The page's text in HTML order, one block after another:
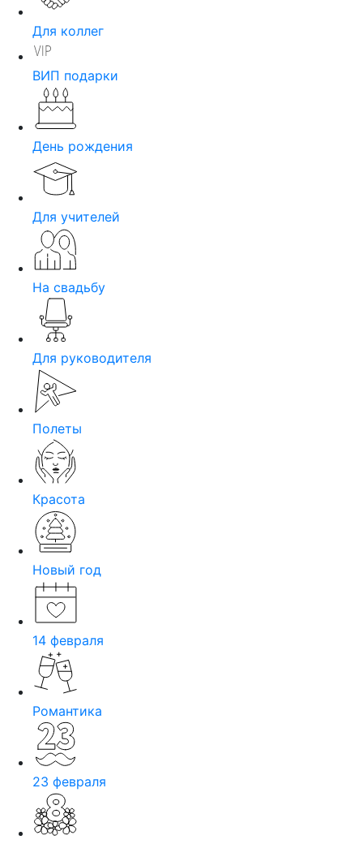
Для коллег
ВИП подарки
День рождения
Для учителей
На свадьбу
Для руководителя
Полеты
Красота
Новый год
14 февраля
Романтика
23 февраля